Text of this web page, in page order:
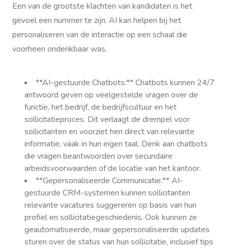
Een van de grootste klachten van kandidaten is het
gevoel een nummer te zijn. AI kan helpen bij het
personaliseren van de interactie op een schaal die
voorheen ondenkbaar was.
**AI-gestuurde Chatbots:** Chatbots kunnen 24/7
antwoord geven op veelgestelde vragen over de
functie, het bedrijf, de bedrijfscultuur en het
sollicitatieproces. Dit verlaagt de drempel voor
sollicitanten en voorziet hen direct van relevante
informatie, vaak in hun eigen taal. Denk aan chatbots
die vragen beantwoorden over secundaire
arbeidsvoorwaarden of de locatie van het kantoor.
**Gepersonaliseerde Communicatie:** AI-
gestuurde CRM-systemen kunnen sollicitanten
relevante vacatures suggereren op basis van hun
profiel en sollicitatiegeschiedenis. Ook kunnen ze
geautomatiseerde, maar gepersonaliseerde updates
sturen over de status van hun sollicitatie, inclusief tips